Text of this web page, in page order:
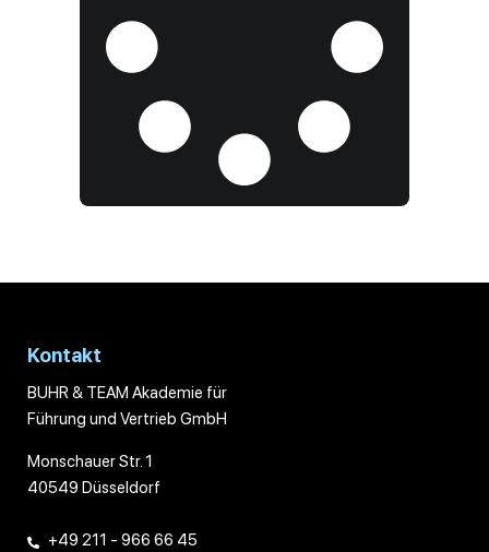
Kontakt
BUHR & TEAM Akademie für
Führung und Vertrieb GmbH
Monschauer Str. 1
40549 Düsseldorf
+49 211 - 966 66 45